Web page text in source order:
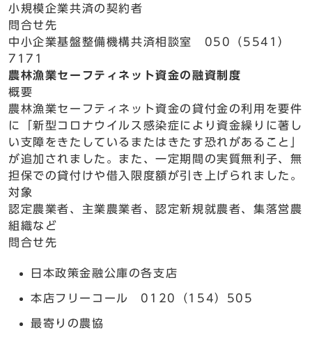
小規模企業共済の契約者
問合せ先
中小企業基盤整備機構共済相談室 050（5541）
7171
農林漁業セーフティネット資金の融資制度
概要
農林漁業セーフティネット資金の貸付金の利用を要件
に「新型コロナウイルス感染症により資金繰りに著し
い支障をきたしているまたはきたす恐れがあること」
が追加されました。また、一定期間の実質無利子、無
担保での貸付けや借入限度額が引き上げられました。
対象
認定農業者、主業農業者、認定新規就農者、集落営農
組織など
問合せ先
日本政策金融公庫の各支店
本店フリーコール 0120（154）505
最寄りの農協